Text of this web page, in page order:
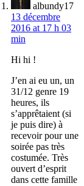
albundy17
13 décembre
2016 at 17 h 03
min
Hi hi !
J’en ai eu un, un
31/12 genre 19
heures, ils
s’apprêtaient (si
je puis dire) à
recevoir pour une
soirée pas très
costumée. Très
ouvert d’esprit
dans cette famille